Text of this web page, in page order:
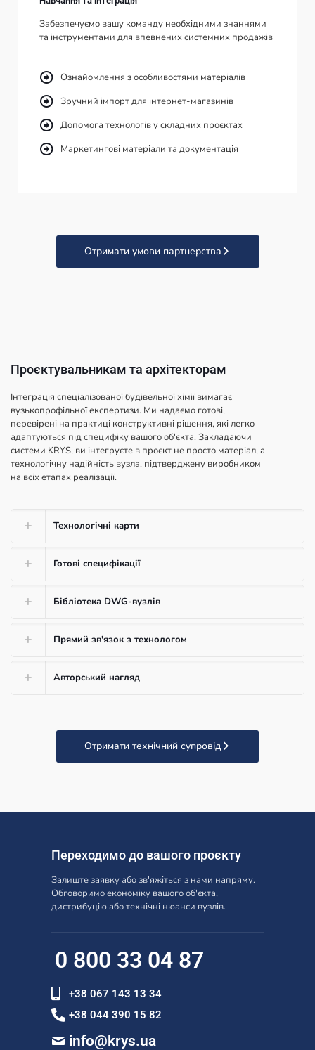
Забезпечуємо вашу команду необхідними знаннями
та інструментами для впевнених системних продажів
Ознайомлення з особливостями матеріалів
Зручний імпорт для інтернет-магазинів
Допомога технологів у складних проєктах
Маркетингові матеріали та документація
Отримати умови партнерства
Проєктувальникам та архітекторам
Інтеграція спеціалізованої будівельної хімії вимагає
вузькопрофільної експертизи. Ми надаємо готові,
перевірені на практиці конструктивні рішення, які легко
адаптуються під специфіку вашого об'єкта. Закладаючи
системи KRYS, ви інтегруєте в проєкт не просто матеріал, а
технологічну надійність вузла, підтверджену виробником
на всіх етапах реалізації.
Технологічні карти
Готові специфікації
Бібліотека DWG-вузлів
Прямий зв'язок з технологом
Авторський нагляд
Отримати технічний супровід
Переходимо до вашого проєкту
Залиште заявку або зв'яжіться з нами напряму.
Обговоримо економіку вашого об'єкта,
дистрибуцію або технічні нюанси вузлів.
0 800 33 04 87
+38 067 143 13 34
+38 044 390 15 82
info@krys.ua